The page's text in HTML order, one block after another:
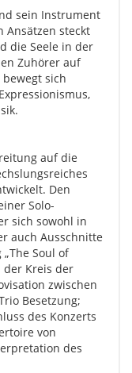
sein Instrument
Ansätzen steckt
die Seele in der
Zuhörer auf
sich
auf die
Den
Solo-
sich sowohl in
auch Ausschnitte
Soul of
der Kreis der
zwischen
Besetzung;
des Konzerts
von
des